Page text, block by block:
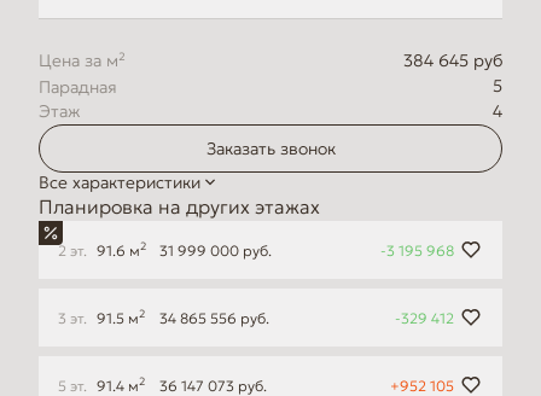
Цена за м²
384 645 руб
5
Этаж
4
Заказать звонок
Все характеристики
Планировка на других этажах
2 эт. 91.6 м2 31 999 000 руб. -3 195 968
3 эт. 91.5 м2 34 865 556 руб. -329 412
5 эт. 91.4 м2 36 147 073 руб. +952 105